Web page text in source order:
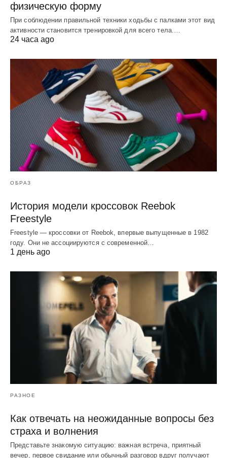
физическую форму
При соблюдении правильной техники ходьбы с палками этот вид
активности становится тренировкой для всего тела.…
24 часа ago
ОБРАЗ
История модели кроссовок Reebok
Freestyle
Freestyle — кроссовки от Reebok, впервые выпущенные в 1982
году. Они не ассоциируются с современной…
1 день ago
РАЗНОЕ
Как отвечать на неожиданные вопросы без
страха и волнения
Представьте знакомую ситуацию: важная встреча, приятный
вечер, первое свидание или обычный разговор вдруг получают